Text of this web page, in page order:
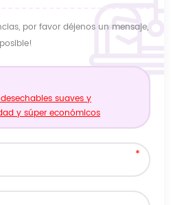
por favor déjenos un mensaje,
desechables suaves y
y súper económicos